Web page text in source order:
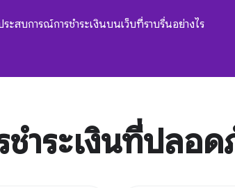
ะสบการณ์การชำระเงินบนเว็บที่ราบรื่นอย่างไร
ำระเงินที่ปลอ